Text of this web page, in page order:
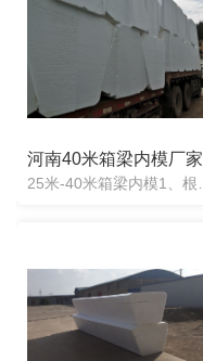
河南40米箱梁内模厂家